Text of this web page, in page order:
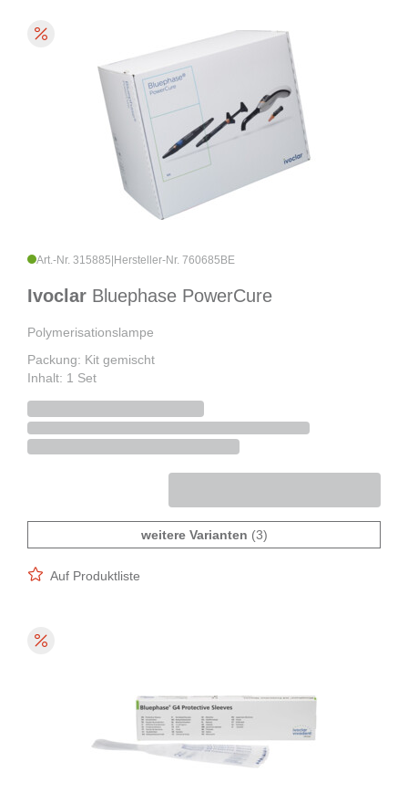
Art.-Nr. 315885 Hersteller-Nr. 760685BE
Ivoclar Bluephase PowerCure
Polymerisationslampe
Packung: Kit gemischt
Inhalt: 1 Set
weitere Varianten (3)
Auf Produktliste